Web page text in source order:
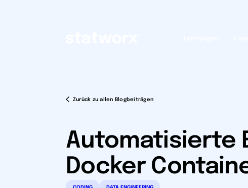
Zurück zu allen Blogbeiträgen
Automatisierte
Docker